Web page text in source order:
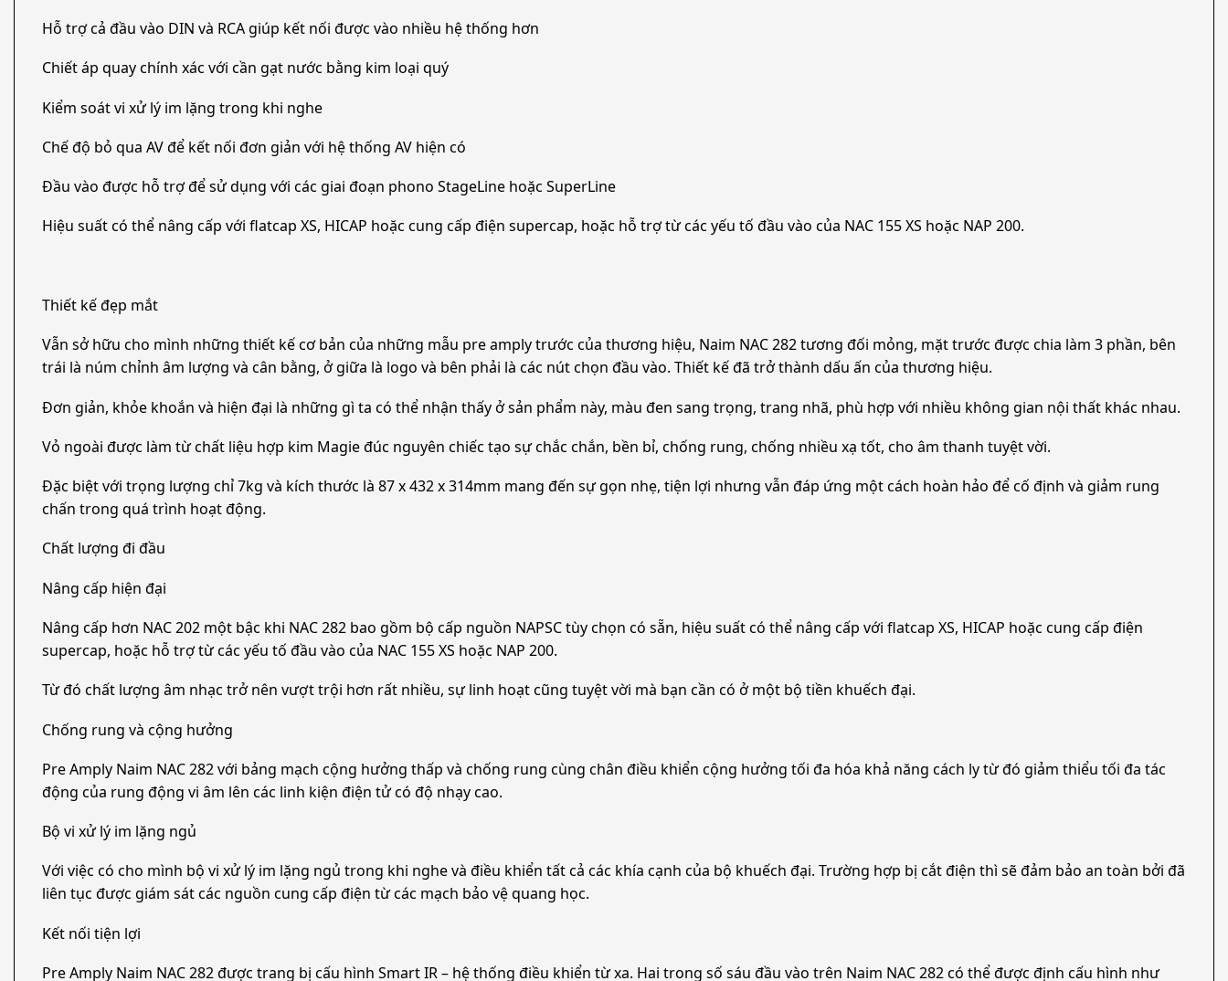
Hỗ trợ cả đầu vào DIN và RCA giúp kết nối được vào nhiều hệ thống hơn
Chiết áp quay chính xác với cần gạt nước bằng kim loại quý
Kiểm soát vi xử lý im lặng trong khi nghe
Chế độ bỏ qua AV để kết nối đơn giản với hệ thống AV hiện có
Đầu vào được hỗ trợ để sử dụng với các giai đoạn phono StageLine hoặc SuperLine
Hiệu suất có thể nâng cấp với flatcap XS, HICAP hoặc cung cấp điện supercap, hoặc hỗ trợ từ các yếu tố đầu vào của NAC 155 XS hoặc NAP 200.
Thiết kế đẹp mắt
Vẫn sở hữu cho mình những thiết kế cơ bản của những mẫu pre amply trước của thương hiệu, Naim NAC 282 tương đối mỏng, mặt trước được chia làm 3 phần, bên
trái là núm chỉnh âm lượng và cân bằng, ở giữa là logo và bên phải là các nút chọn đầu vào. Thiết kế đã trở thành dấu ấn của thương hiệu.
Đơn giản, khỏe khoắn và hiện đại là những gì ta có thể nhận thấy ở sản phẩm này, màu đen sang trọng, trang nhã, phù hợp với nhiều không gian nội thất khác nhau.
Vỏ ngoài được làm từ chất liệu hợp kim Magie đúc nguyên chiếc tạo sự chắc chắn, bền bỉ, chống rung, chống nhiều xạ tốt, cho âm thanh tuyệt vời.
Đặc biệt với trọng lượng chỉ 7kg và kích thước là 87 x 432 x 314mm mang đến sự gọn nhẹ, tiện lợi nhưng vẫn đáp ứng một cách hoàn hảo để cố định và giảm rung
chấn trong quá trình hoạt động.
Chất lượng đi đầu
Nâng cấp hiện đại
Nâng cấp hơn NAC 202 một bậc khi NAC 282 bao gồm bộ cấp nguồn NAPSC tùy chọn có sẵn, hiệu suất có thể nâng cấp với flatcap XS, HICAP hoặc cung cấp điện
supercap, hoặc hỗ trợ từ các yếu tố đầu vào của NAC 155 XS hoặc NAP 200.
Từ đó chất lượng âm nhạc trở nên vượt trội hơn rất nhiều, sự linh hoạt cũng tuyệt vời mà bạn cần có ở một bộ tiền khuếch đại.
Chống rung và cộng hưởng
Pre Amply Naim NAC 282 với bảng mạch cộng hưởng thấp và chống rung cùng chân điều khiển cộng hưởng tối đa hóa khả năng cách ly từ đó giảm thiểu tối đa tác
động của rung động vi âm lên các linh kiện điện tử có độ nhạy cao.
Bộ vi xử lý im lặng ngủ
Với việc có cho mình bộ vi xử lý im lặng ngủ trong khi nghe và điều khiển tất cả các khía cạnh của bộ khuếch đại. Trường hợp bị cắt điện thì sẽ đảm bảo an toàn bởi đã
liên tục được giám sát các nguồn cung cấp điện từ các mạch bảo vệ quang học.
Kết nối tiện lợi
Pre Amply Naim NAC 282 được trang bị cấu hình Smart IR – hệ thống điều khiển từ xa. Hai trong số sáu đầu vào trên Naim NAC 282 có thể được định cấu hình như